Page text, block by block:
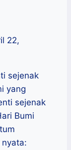
22,
sejenak
yang
sejenak
Bumi